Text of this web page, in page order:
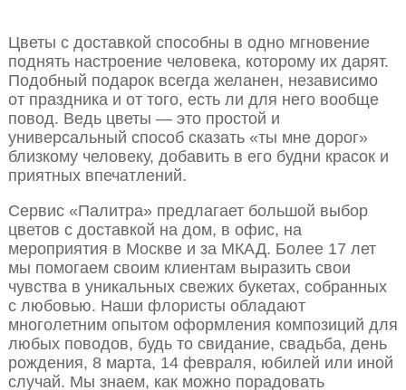
Цветы с доставкой способны в одно мгновение
поднять настроение человека, которому их дарят.
Подобный подарок всегда желанен, независимо
от праздника и от того, есть ли для него вообще
повод. Ведь цветы — это простой и
универсальный способ сказать «ты мне дорог»
близкому человеку, добавить в его будни красок и
приятных впечатлений.
Сервис «Палитра» предлагает большой выбор
цветов с доставкой на дом, в офис, на
мероприятия в Москве и за МКАД. Более 17 лет
мы помогаем своим клиентам выразить свои
чувства в уникальных свежих букетах, собранных
с любовью. Наши флористы обладают
многолетним опытом оформления композиций для
любых поводов, будь то свидание, свадьба, день
рождения, 8 марта, 14 февраля, юбилей или иной
случай. Мы знаем, как можно порадовать